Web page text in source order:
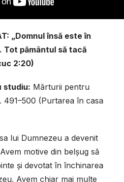
„Domnul însă este în
Tot pământul să tacă
2:20)
studiu: Mărturii pentru
(Purtarea în casa
lui Dumnezeu a devenit
motive din belșug să
și devotat în închinarea
Avem chiar mai multe